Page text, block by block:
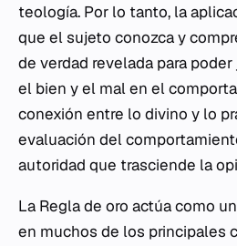
teología. Por lo tanto, la
que el sujeto conozca y
de verdad revelada para
el bien y el mal en el
conexión entre lo divino y lo
evaluación del
autoridad que trasciende la
La Regla de oro actúa como
en muchos de los principales